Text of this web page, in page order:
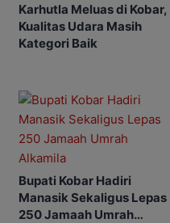
Karhutla Meluas di Kobar,
Kualitas Udara Masih
Kategori Baik
Bupati Kobar Hadiri
Manasik Sekaligus Lepas
250 Jamaah Umrah